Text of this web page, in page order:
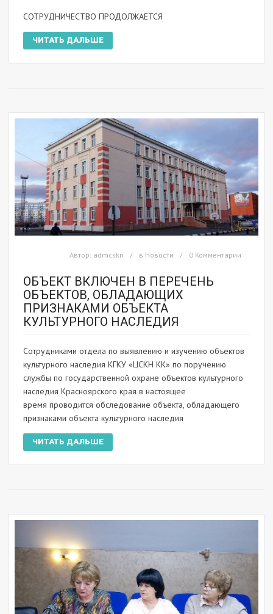
СОТРУДНИЧЕСТВО ПРОДОЛЖАЕТСЯ
ЧИТАТЬ ДАЛЬШЕ
Автор: admcskn в Новости 0 Комментарии
ОБЪЕКТ ВКЛЮЧЕН В ПЕРЕЧЕНЬ
ОБЪЕКТОВ, ОБЛАДАЮЩИХ
ПРИЗНАКАМИ ОБЪЕКТА
КУЛЬТУРНОГО НАСЛЕДИЯ
Сотрудниками отдела по выявлению и изучению объектов
культурного наследия КГКУ «ЦСКН КК» по поручению
службы по государственной охране объектов культурного
наследия Красноярского края в настоящее
время проводится обследование объекта, обладающего
признаками объекта культурного наследия
ЧИТАТЬ ДАЛЬШЕ